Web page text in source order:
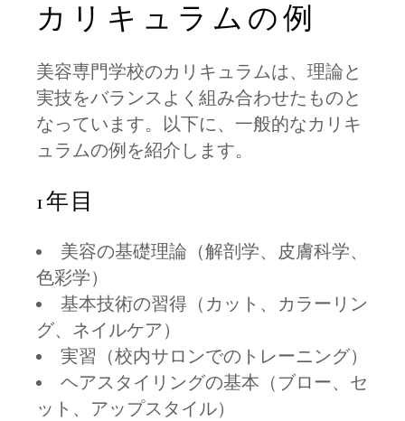
カリキュラムの例
美容専門学校のカリキュラムは、理論と
実技をバランスよく組み合わせたものと
なっています。以下に、一般的なカリキ
ュラムの例を紹介します。
1年目
美容の基礎理論（解剖学、皮膚科学、
色彩学）
基本技術の習得（カット、カラーリン
グ、ネイルケア）
実習（校内サロンでのトレーニング）
ヘアスタイリングの基本（ブロー、セ
ット、アップスタイル）